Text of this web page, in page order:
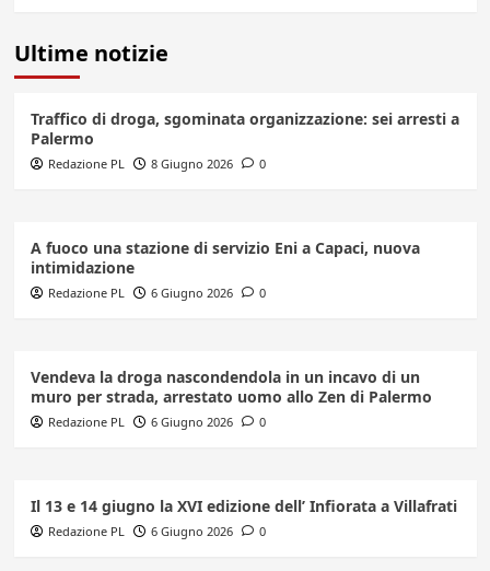
Ultime notizie
Traffico di droga, sgominata organizzazione: sei arresti a
Palermo
Redazione PL 8 Giugno 2026 0
A fuoco una stazione di servizio Eni a Capaci, nuova
intimidazione
Redazione PL 6 Giugno 2026 0
Vendeva la droga nascondendola in un incavo di un
muro per strada, arrestato uomo allo Zen di Palermo
Redazione PL 6 Giugno 2026 0
Il 13 e 14 giugno la XVI edizione dell’ Infiorata a Villafrati
Redazione PL 6 Giugno 2026 0